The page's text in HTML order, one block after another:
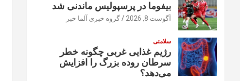
بیفوما در پرسپولیس ماندنی شد
آگوست 8, 2026 گروه خبری آلما خبر
سلامتی
رژیم غذایی غربی چگونه خطر
سرطان روده بزرگ را افزایش
می‌دهد؟